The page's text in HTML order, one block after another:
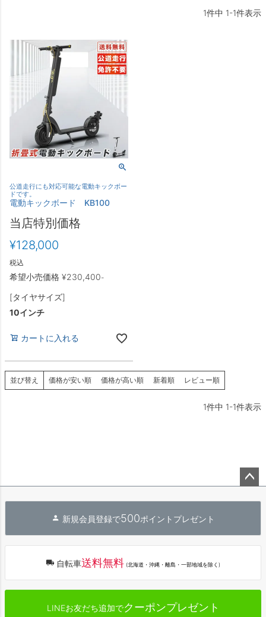
1件中 1-1件表示
公道走行にも対応可能な電動キックボー
ドです。
電動キックボード KB100
希望小売価格 ¥230,400-
当店特別価格
¥128,000
税込
[タイヤサイズ]
10インチ
カートに入れる
並び替え 価格が安い順 価格が高い順 新着順 レビュー順
1件中 1-1件表示
新規会員登録で500ポイントプレゼント
自転車送料無料 (北海道・沖縄・離島・一部地域を除く)
LINEお友だち追加でクーポンプレゼント